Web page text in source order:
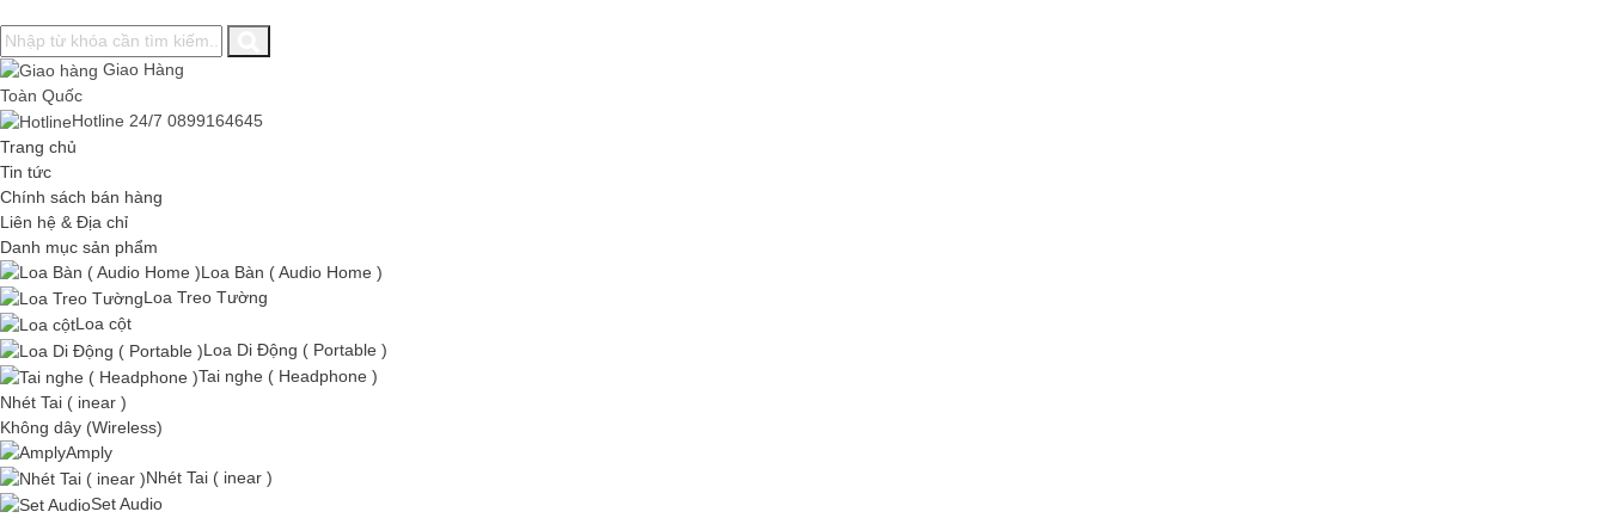
Giao Hàng
Toàn Quốc
Hotline 24/7 0899164645
Trang chủ
Tin tức
Chính sách bán hàng
Liên hệ & Địa chỉ
Danh mục sản phẩm
Loa Bàn ( Audio Home )
Loa Treo Tường
Loa cột
Loa Di Động ( Portable )
Tai nghe ( Headphone )
Nhét Tai ( inear )
Không dây (Wireless)
Amply
Nhét Tai ( inear )
Set Audio